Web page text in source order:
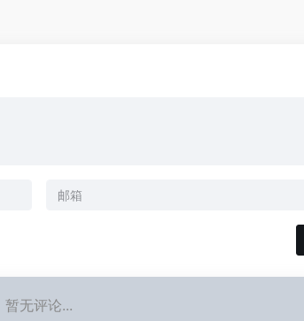
暂无评论...